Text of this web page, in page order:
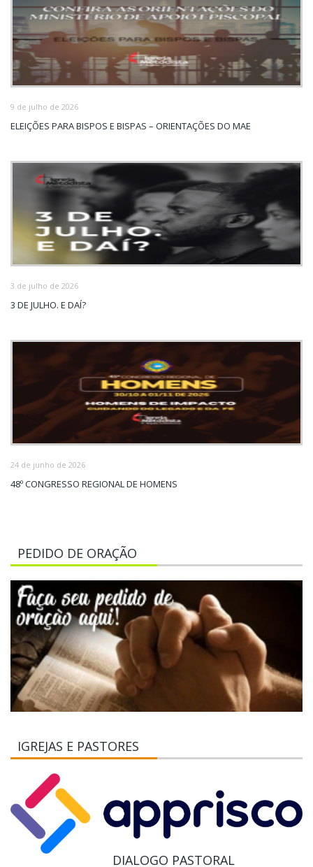
9 de julho de 2026
ELEIÇÕES PARA BISPOS E BISPAS – ORIENTAÇÕES DO MAE
3 de julho de 2026
3 DE JULHO. E DAÍ?
24 de junho de 2026
48º CONGRESSO REGIONAL DE HOMENS
PEDIDO DE ORAÇÃO
IGREJAS E PASTORES
DIALOGO PASTORAL